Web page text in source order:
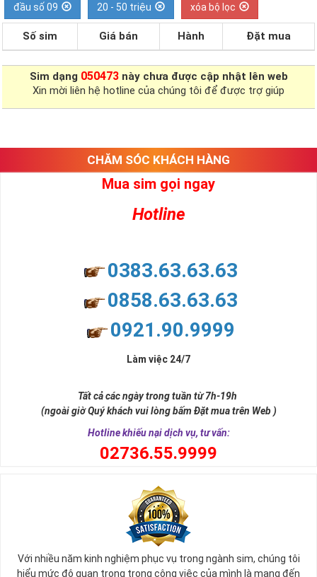
đầu số 09 20 - 50 triệu xóa bộ lọc
Số sim Giá bán Hành Đặt mua
Sim dạng 050473 này chưa được cập nhật lên web
Xin mời liên hệ hotline của chúng tôi để được trợ giúp
CHĂM SÓC KHÁCH HÀNG
Mua sim gọi ngay
Hotline
0383.63.63.63
0858.63.63.63
0921.90.9999
Làm việc 24/7
Tất cả các ngày trong tuần từ 7h-19h
(ngoài giờ Quý khách vui lòng bấm Đặt mua trên Web )
Hotline khiếu nại dịch vụ, tư vấn:
02736.55.9999
Với nhiều năm kinh nghiệm phục vụ trong ngành sim, chúng tôi
hiểu mức độ quan trọng trong công việc của mình là mang đến